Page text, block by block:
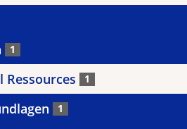
1
Ressources 1
1